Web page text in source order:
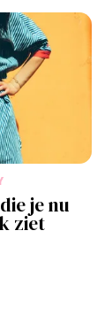
je nu
ziet